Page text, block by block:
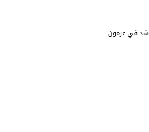
في عرمون